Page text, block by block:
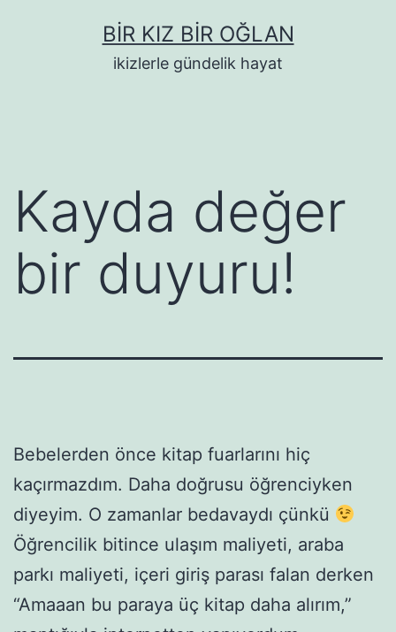
BIR KIZ BIR OĞLAN
ikizlerle gündelik hayat
Kayda değer
bir duyuru!
Bebelerden önce kitap fuarlarını hiç
kaçırmazdım. Daha doğrusu öğrenciyken
diyeyim. O zamanlar bedavaydı çünkü
Öğrencilik bitince ulaşım maliyeti, araba
parkı maliyeti, içeri giriş parası falan derken
“Amaaan bu paraya üç kitap daha alırım,”